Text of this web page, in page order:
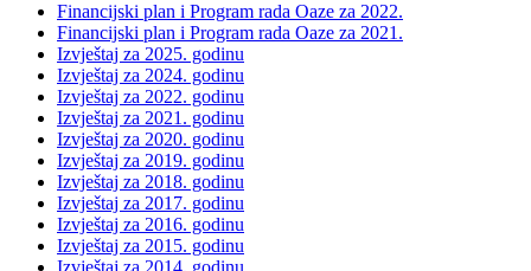
Financijski plan i Program rada Oaze za 2022.
Financijski plan i Program rada Oaze za 2021.
Izvještaj za 2025. godinu
Izvještaj za 2024. godinu
Izvještaj za 2022. godinu
Izvještaj za 2021. godinu
Izvještaj za 2020. godinu
Izvještaj za 2019. godinu
Izvještaj za 2018. godinu
Izvještaj za 2017. godinu
Izvještaj za 2016. godinu
Izvještaj za 2015. godinu
Izvještaj za 2014. godinu